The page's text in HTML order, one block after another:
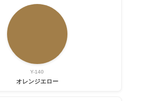
Y-140
オレンジエロー